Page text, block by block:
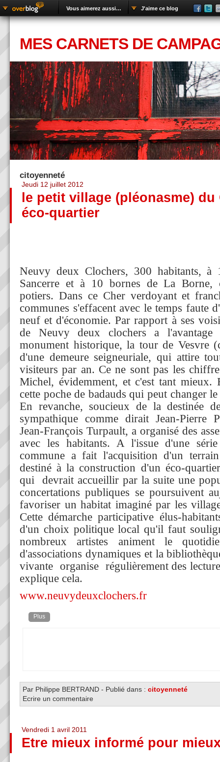
MES CARNETS DE
citoyenneté
Jeudi 12 juillet 2012
le petit village (pléonasme)
éco-quartier
Neuvy deux Clochers, 300 habitants, à
Sancerre et à 10 bornes de La Borne,
potiers. Dans ce Cher verdoyant et
communes s'effacent avec le temps faute
neuf et d'économie. Par rapport à ses
de Neuvy deux clochers a l'avantage
monument historique, la tour de Vesvre
d'une demeure seigneuriale, qui attire
visiteurs par an. Ce ne sont pas les
Michel, évidemment, et c'est tant mieux.
cette poche de badauds qui peut changer
En revanche, soucieux de la destinée
sympathique comme dirait Jean-Pierre
Jean-François Turpault, a organisé des
avec les habitants. A l'issue d'une
commune a fait l'acquisition d'un
destiné à la construction d'un éco-
qui devrait accueillir par la suite une
concertations publiques se poursuivent
favoriser un habitat imaginé par les
Cette démarche participative élus-
d'un choix politique local qu'il faut
nombreux artistes animent le
d'associations dynamiques et la
vivante organise régulièrement des
explique cela.
www.neuvydeuxclochers.fr
Plus
Par Philippe BERTRAND - Publié dans : citoyenneté
Ecrire un commentaire
Vendredi 1 avril 2011
Etre mieux informé pour
Vous aimerez aussi… J'aime ce blog